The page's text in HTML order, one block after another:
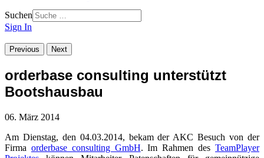
Suchen
Sign In
Previous Next
orderbase consulting unterstützt
Bootshausbau
06. März 2014
Am Dienstag, den 04.03.2014, bekam der AKC Besuch von der
Firma orderbase consulting GmbH. Im Rahmen desTeamPlayer